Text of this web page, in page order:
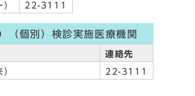
22-3111
（個別）検診実施医療機関
連絡先
人科外来） 22-3111